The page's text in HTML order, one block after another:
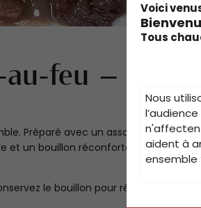
au-feu — un
Préparé avec un assortiment de
et un bouillon réconfortant, parfait à
le bouillon pour réaliser une
Voici
Tous
Nous
aident à
ensemble